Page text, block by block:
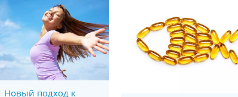
Новый подход к